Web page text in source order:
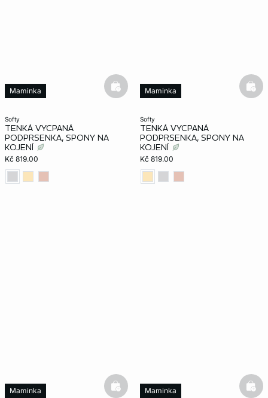
softy
TENKÁ VYCPANÁ
PODPRSENKA, SPONY NA
KOJENÍ
Kč 819.00
Maminka basketfull
softy
TENKÁ VYCPANÁ
PODPRSENKA, SPONY NA
KOJENÍ
Kč 819.00
Maminka
Maminka basketfullMaminka